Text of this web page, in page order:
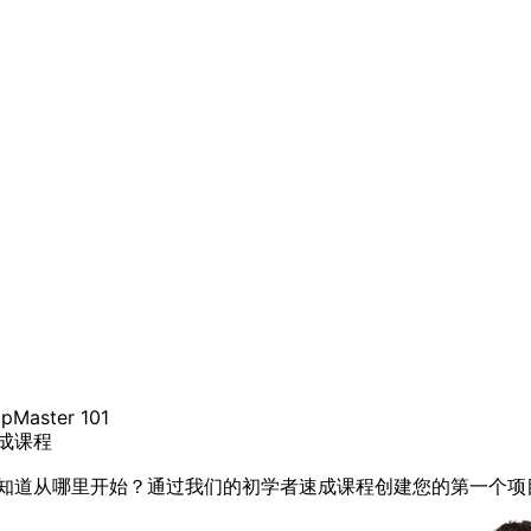
101
课程
道从哪里开始？通过我们的初学者速成课程创建您的第一个项